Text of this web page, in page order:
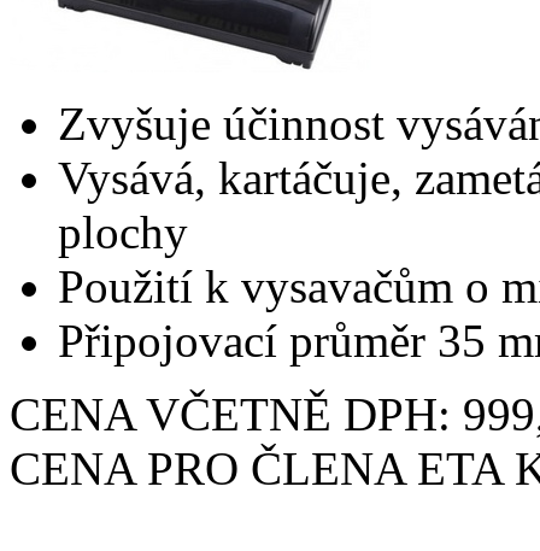
Zvyšuje účinnost
Vysává, kartáčuje,
plochy
Použití k vysavačům o
Připojovací průměr 35
CENA VČETNĚ DPH:
CENA PRO ČLENA ETA